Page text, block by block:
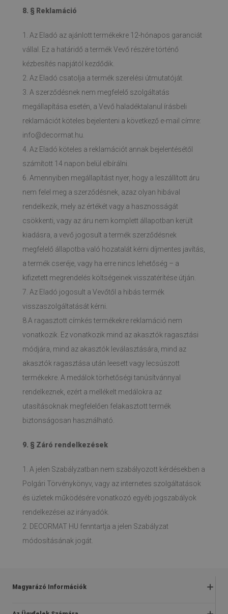
8. § Reklamáció
1. Az Eladó az ajánlott termékekre 12-hónapos garanciát
vállal. Ez a határidő a termék Vevő részére történő
kézbesítés napjától kezdődik.
2. Az Eladó csatolja a termék szerelési útmutatóját.
3. A szerződésnek nem megfelelő szolgáltatás
megállapítása esetén, a Vevő haladéktalanul írásbeli
reklamációt köteles bejelenteni a következő e-mail címre:
info@decormat.hu
4. Az Eladó köteles a reklamációt annak bejelentésétől
számított 14 napon belül elbírálni.
6. Amennyiben megállapítást nyer, hogy a leszállított áru
nem felel meg a szerződésnek, azaz olyan hibával
rendelkezik, mely az értékét vagy a hasznosságát
csökkenti, vagy az áru nem komplett állapotban került
kiadásra, a vevő jogosult a termék szerződésnek
megfelelő állapotba való hozatalát kérni díjmentes javítás,
a termék cseréje, vagy ha erre nincs lehetőség – a
kifizetett megrendelés költségeinek visszatérítése útján.
7. Az Eladó jogosult a Vevőtől a hibás termék
visszaszolgáltatását kérni.
8.A ragasztott címkés termékekre reklamáció nem
vonatkozik. Ez vonatkozik mind az akasztók ragasztási
módjára, mind az akasztók leválasztására, mind az
akasztók ragasztása után leesett vagy lecsúszott
termékekre. A medálok törhetőségi tanúsítvánnyal
rendelkeznek, ezért a mellékelt medálokra az
utasításoknak megfelelően felakasztott termék
biztonságosan használható.
9. § Záró rendelkezések
1. A jelen Szabályzatban nem szabályozott kérdésekben a
Polgári Törvénykönyv, vagy az internetes szolgáltatások
és üzletek működésére vonatkozó egyéb jogszabályok
rendelkezései az irányadók.
2. DECORMAT HU fenntartja a jelen Szabályzat
módosításának jogát.
Magyarázó Információk
Kérdések és válaszok